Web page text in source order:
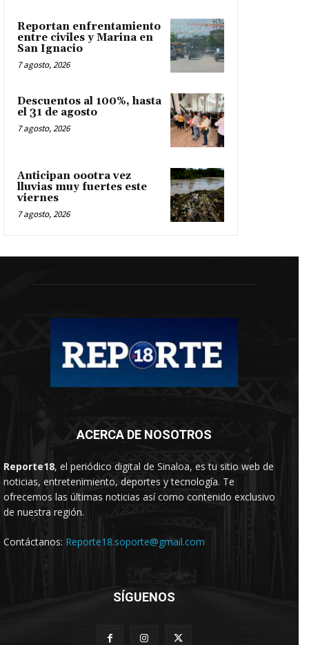
Reportan enfrentamiento
entre civiles y Marina en
San Ignacio
7 agosto, 2026
Descuentos al 100%, hasta
el 31 de agosto
7 agosto, 2026
Anticipan oootra vez
lluvias muy fuertes este
viernes
7 agosto, 2026
ACERCA DE NOSOTROS
Reporte18, el periódico digital de Sinaloa, es tu sitio web de
noticias, entretenimiento, deportes y tecnología. Te
ofrecemos las últimas noticias así como contenido exclusivo
de nuestra región.
Contáctanos: Reporte18.soporte@gmail.com
SÍGUENOS